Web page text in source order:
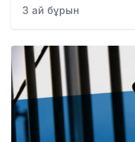
3 ай бұрын